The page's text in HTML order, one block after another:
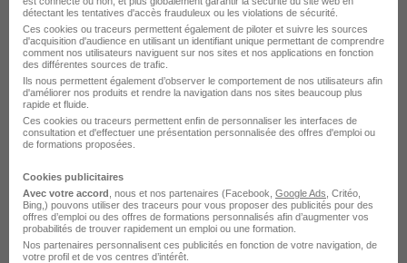
Animateur Sportif & Loisirs - Center Parcs
H/F
Team Active
Évreux - Dreux CDI Temps partiel
Cette offre n’est plus disponible depuis le 05/06/26
détectant les tentatives d'accès frauduleux ou les violations de sécurité.
Ces cookies ou traceurs permettent également de piloter et suivre les sources
d'acquisition d'audience en utilisant un identifiant unique permettant de comprendre
comment nos utilisateurs naviguent sur nos sites et nos applications en fonction
des différentes sources de trafic.
Ils nous permettent également d’observer le comportement de nos utilisateurs afin
d'améliorer nos produits et rendre la navigation dans nos sites beaucoup plus
rapide et fluide.
Ces cookies ou traceurs permettent enfin de personnaliser les interfaces de
consultation et d'effectuer une présentation personnalisée des offres d'emploi ou
de formations proposées.
Cookies publicitaires
Avec votre accord , nous et nos partenaires (Facebook, Google Ads , Critéo,
Bing,) pouvons utiliser des traceurs pour vous proposer des publicités pour des
offres d’emploi ou des offres de formations personnalisés afin d’augmenter vos
probabilités de trouver rapidement un emploi ou une formation.
Nos partenaires personnalisent ces publicités en fonction de votre navigation, de
votre profil et de vos centres d’intérêt.